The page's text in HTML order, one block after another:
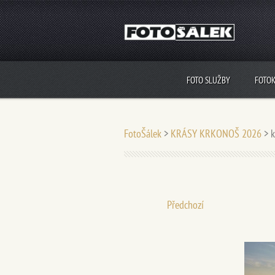
FOTO SLUŽBY
FotoŠálek > KRÁSY KRKONOŠ 2026 >
Předchozí